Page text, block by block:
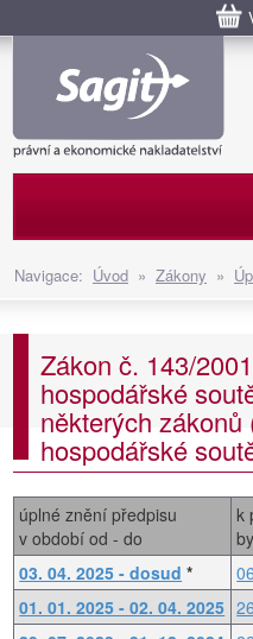
Navigace: Úvod » Zákony »
Zákon č. 143/
hospodářské
některých
hospodářské
úplné znění předpisu
v období od - do
k
03. 04. 2025 - dosud *
01. 01. 2025 - 02. 04. 2025